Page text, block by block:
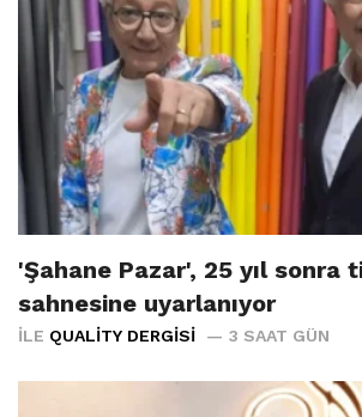
'Şahane Pazar', 25 yıl sonra
sahnesine uyarlanıyor
İLE QUALITY DERGISI 3 SAAT GÜN